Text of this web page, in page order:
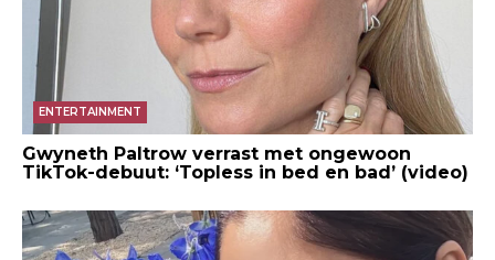
ENTERTAINMENT
Gwyneth Paltrow verrast met ongewoon
TikTok-debuut: ‘Topless in bed en bad’ (video)